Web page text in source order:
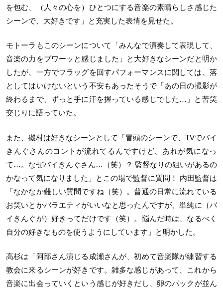
を包む、（人々の心を） ひとつにする音楽の素晴らしさ感じた
シーンで、大好きです」
と充実した表情を見せた。
モトーラもこのシーンについて「みんなで演奏して表現して、
音楽の力をブワーッと感じました」
と大好きなシーンだと明か
したが、 一方でフラッグを回すパフォーマンスに関しては、 落
としてはいけないという不安もあったそうで「あの日の撮影が
終わるまで、 ずっと手に汗を握っている感じでした…」 と苦笑
交じりに語っていた。
また、磯村は好きなシーンとして「冒頭のシーンで、 TVでバイ
きんぐさんのコントが流れてるんですけど、 あれが気になっ
て…。なぜバイきんぐさん…（笑）？ 監督なりの狙いがあるの
かなって気になりました」
とこの場で監督に質問！ 内田監督は
「なかなか難しい質問ですね（笑）。普通の日常に流れている
お笑いとかバラエティがいいなと思ったんですが、単純に（バ
イきんぐが）好きってだけです（笑）。悩んだ時は、なるべく
自分の好きなものを使うようにしています」
と明かした。
高杉は「阿部さん演じる成瀬さんが、初めて音楽隊が練習する
教会に来るシーンが好きです。 雑多な感じがあって、 これから
音楽に出会っていくという感じが好きだし、 卵のパックが並ん